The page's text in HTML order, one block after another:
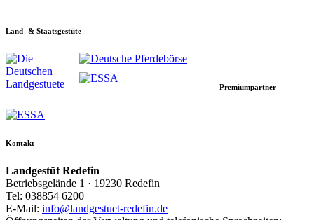
Land- & Staatsgestüte
Premiumpartner
Kontakt
Landgestüt Redefin
Betriebsgelände 1 · 19230 Redefin
Tel: 038854 6200
E-Mail: info@landgestuet-redefin.de